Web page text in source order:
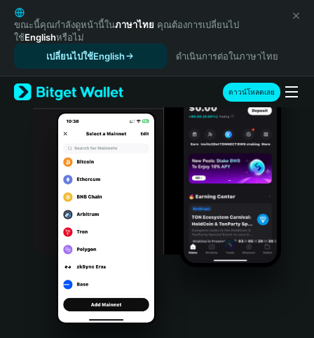
English
日本語
Tiếng Việt
Español (Latinoamérica)
Türkçe
Italiano
Português (Portugal)
Bahasa Indonesia
Português (Brasil)
Español (Argentina)
ขณะนี้คุณกำลังดูหน้านี้ในภาษาไทย คุณต้องการเปลี่ยนไป
ใช้Englishหรือไม่
เปลี่ยนไปใช้English
ดำเนินการต่อในภาษาไทย
ดาวน์โหลดเลย